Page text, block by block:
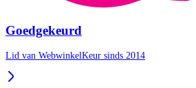
Goedgekeurd
Lid van WebwinkelKeur sinds 2014